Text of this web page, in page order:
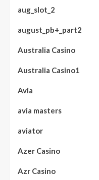
aug_slot_2
august_pb+_part2
Australia Casino
Australia Casino1
Avia
avia masters
aviator
Azer Casino
Azr Casino